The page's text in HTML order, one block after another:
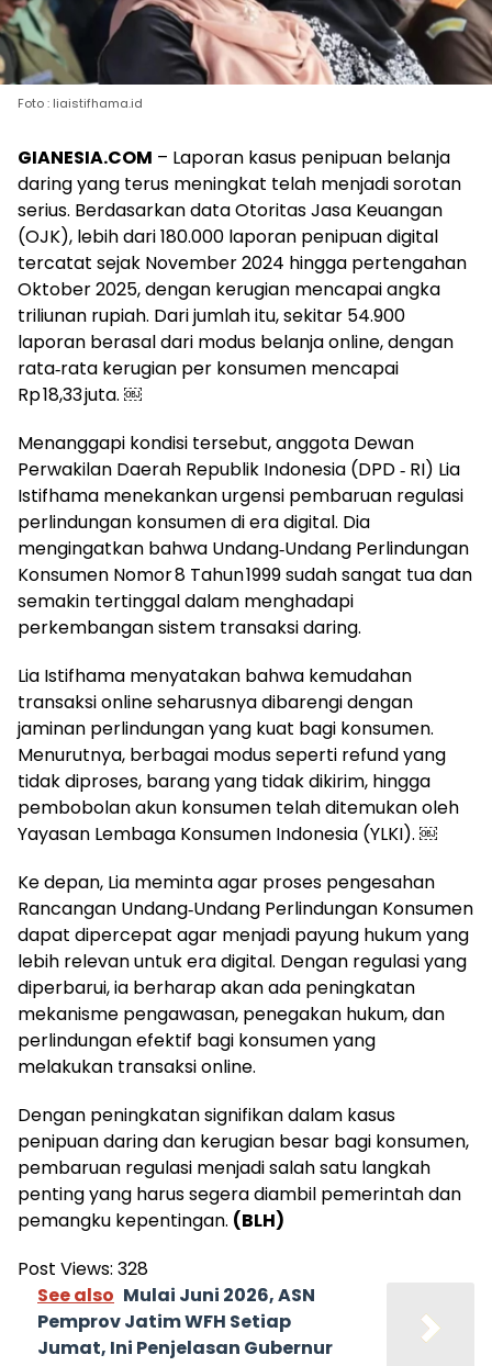
Foto : liaistifhama.id
GIANESIA.COM – Laporan kasus penipuan belanja
daring yang terus meningkat telah menjadi sorotan
serius. Berdasarkan data Otoritas Jasa Keuangan
(OJK), lebih dari 180.000 laporan penipuan digital
tercatat sejak November 2024 hingga pertengahan
Oktober 2025, dengan kerugian mencapai angka
triliunan rupiah. Dari jumlah itu, sekitar 54.900
laporan berasal dari modus belanja online, dengan
rata‑rata kerugian per konsumen mencapai
Rp 18,33 juta. ￼
Menanggapi kondisi tersebut, anggota Dewan
Perwakilan Daerah Republik Indonesia (DPD ‑ RI) Lia
Istifhama menekankan urgensi pembaruan regulasi
perlindungan konsumen di era digital. Dia
mengingatkan bahwa Undang‑Undang Perlindungan
Konsumen Nomor 8 Tahun 1999 sudah sangat tua dan
semakin tertinggal dalam menghadapi
perkembangan sistem transaksi daring.
Lia Istifhama menyatakan bahwa kemudahan
transaksi online seharusnya dibarengi dengan
jaminan perlindungan yang kuat bagi konsumen.
Menurutnya, berbagai modus seperti refund yang
tidak diproses, barang yang tidak dikirim, hingga
pembobolan akun konsumen telah ditemukan oleh
Yayasan Lembaga Konsumen Indonesia (YLKI). ￼
Ke depan, Lia meminta agar proses pengesahan
Rancangan Undang‑Undang Perlindungan Konsumen
dapat dipercepat agar menjadi payung hukum yang
lebih relevan untuk era digital. Dengan regulasi yang
diperbarui, ia berharap akan ada peningkatan
mekanisme pengawasan, penegakan hukum, dan
perlindungan efektif bagi konsumen yang
melakukan transaksi online.
Dengan peningkatan signifikan dalam kasus
penipuan daring dan kerugian besar bagi konsumen,
pembaruan regulasi menjadi salah satu langkah
penting yang harus segera diambil pemerintah dan
pemangku kepentingan. (BLH)
Post Views: 328
See also Mulai Juni 2026, ASN
Pemprov Jatim WFH Setiap
Jumat, Ini Penjelasan Gubernur